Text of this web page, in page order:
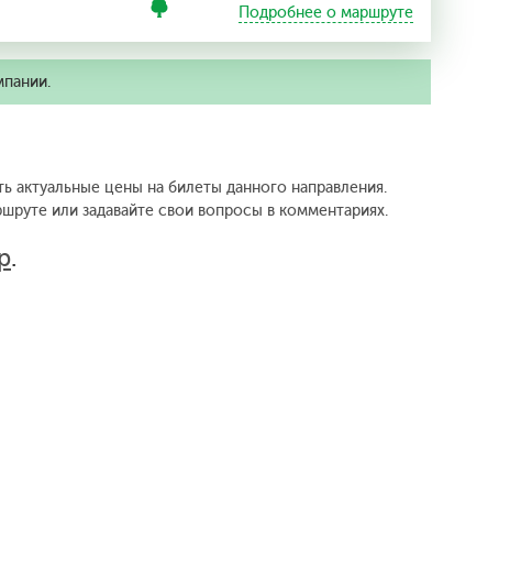
Подробнее о маршруте
актуальные цены на билеты данного направления.
или задавайте свои вопросы в комментариях.
.